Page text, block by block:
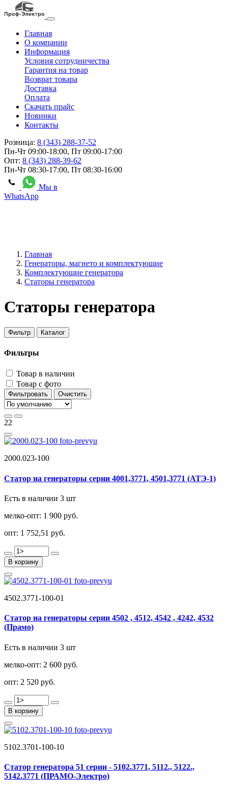
Главная
О компании
Информация
Условия сотрудничества
Гарантия на товар
Возврат товара
Доставка
Оплата
Скачать прайс
Новинки
Контакты
Розница: 8 (343) 288-37-52
Пн-Чт 09:00-18:00, Пт 09:00-17:00
Опт: 8 (343) 288-39-62
Пн-Чт 08:30-17:00, Пт 08:30-16:00
Мы в
WhatsApp
Главная
Генераторы, магнето и комплектующие
Комплектующие генератора
Статоры генератора
Статоры генератора
Фильтр Каталог
Фильтры
Товар в наличии
Товар с фото
Фильтровать Очистить
22
2000.023-100
Статор на генераторы серии 4001,3771, 4501,3771 (АТЭ-1)
Есть в наличии 3 шт
мелко-опт: 1 900 руб.
опт: 1 752,51 руб.
В корзину
4502.3771-100-01
Статор на генераторы серии 4502 , 4512, 4542 , 4242, 4532
(Прамо)
Есть в наличии 3 шт
мелко-опт: 2 600 руб.
опт: 2 520 руб.
В корзину
5102.3701-100-10
Статор генератора 51 серии - 5102.3771, 5112., 5122.,
5142.3771 (ПРАМО-Электро)